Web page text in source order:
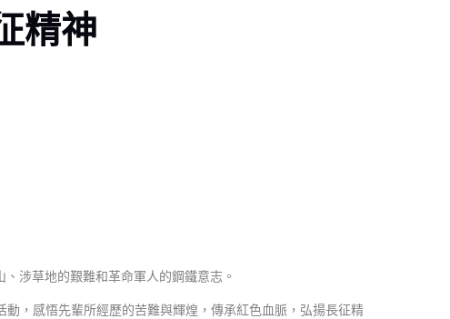
精神
涉草地的艱難和革命軍人的鋼鐵意志。
，感悟先輩所經歷的苦難與輝煌，傳承紅色血脈，弘揚長征精